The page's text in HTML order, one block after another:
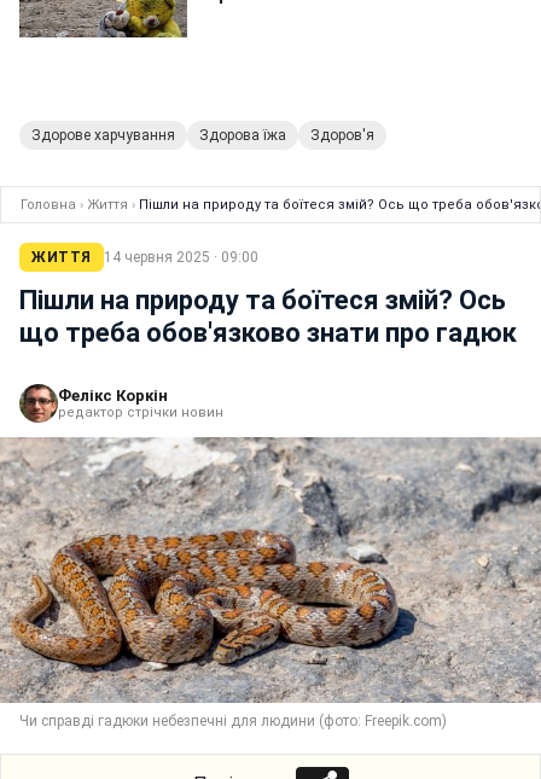
Здорове харчування Здорова їжа Здоров'я
Головна › Життя › Пішли на природу та боїтеся змій? Ось що треба
ЖИТТЯ 14 червня 2025 · 09:00
Пішли на природу та боїтеся змій? Ось
що треба обов'язково знати про гадюк
Фелікс Коркін
редактор стрічки новин
Чи справді гадюки небезпечні для людини (фото: Freepik.com)